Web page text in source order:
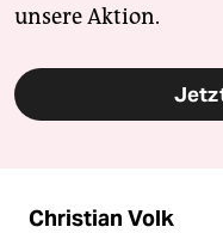
unsere Aktion.
Christian Volk